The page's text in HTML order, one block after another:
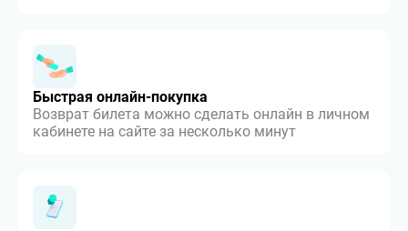
Быстрая онлайн-покупка
Возврат билета можно сделать онлайн в личном
кабинете на сайте за несколько минут